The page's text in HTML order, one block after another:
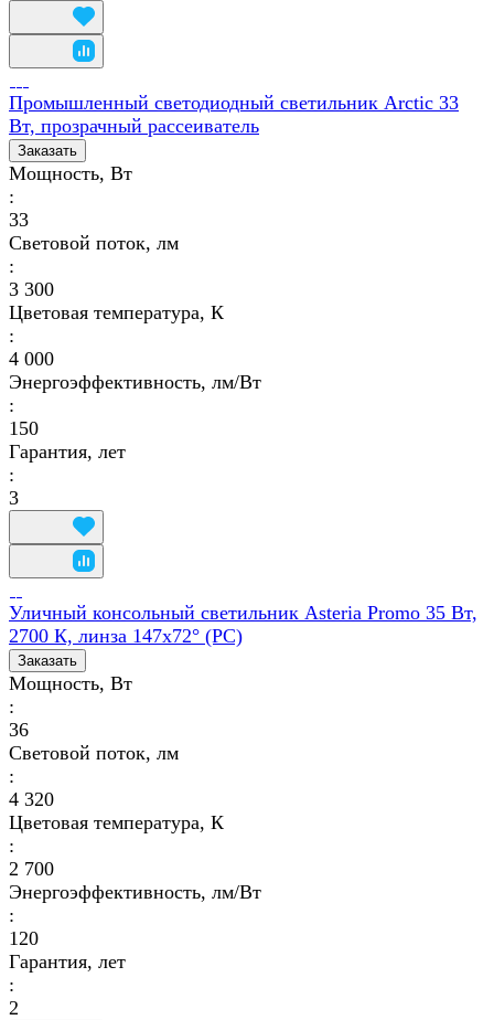
Промышленный светодиодный светильник Arctic 33
Вт, прозрачный рассеиватель
Заказать
Мощность, Вт
:
33
Световой поток, лм
:
3 300
Цветовая температура, К
:
4 000
Энергоэффективность, лм/Вт
:
150
Гарантия, лет
:
3
Уличный консольный светильник Asteria Promo 35 Вт,
2700 К, линза 147x72° (PC)
Заказать
Мощность, Вт
:
36
Световой поток, лм
:
4 320
Цветовая температура, К
:
2 700
Энергоэффективность, лм/Вт
:
120
Гарантия, лет
:
2